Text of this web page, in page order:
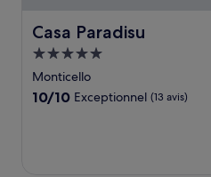
Casa Paradisu
Casa Paradisu
Hébergement
5.0 étoiles
Monticello
10.0
10/10 Exceptionnel (13 avis)